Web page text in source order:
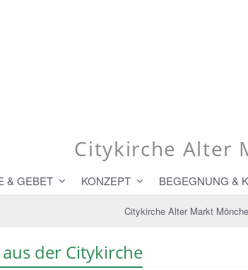
Citykirche Alter
& GEBET KONZEPT BEGEGNUNG &
Citykirche Alter Markt
der Citykirche